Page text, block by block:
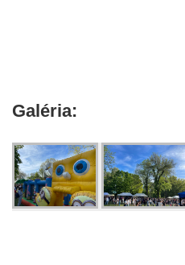
Galéria: